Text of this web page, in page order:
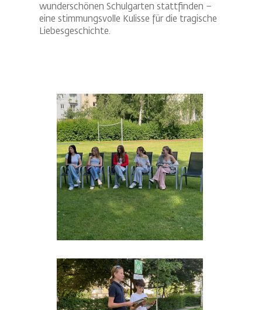
wunderschönen Schulgarten stattfinden –
eine stimmungsvolle Kulisse für die tragische
Liebesgeschichte.